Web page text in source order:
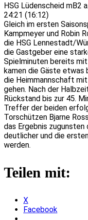
HSG Lüdenscheid mB2
24:21 (16:12)
Gleich im ersten
Kampmeyer und Robin
die HSG Lennestadt/
die Gastgeber eine
Spielminuten bereits
kamen die Gäste etwas
die Heimmannschaft mit
gehen. Nach der
Rückstand bis zur 45.
Treffer der beiden
Torschützen Bjarne
das Ergebnis
deutlicher und die
werden.
Teilen mit:
X
Facebook